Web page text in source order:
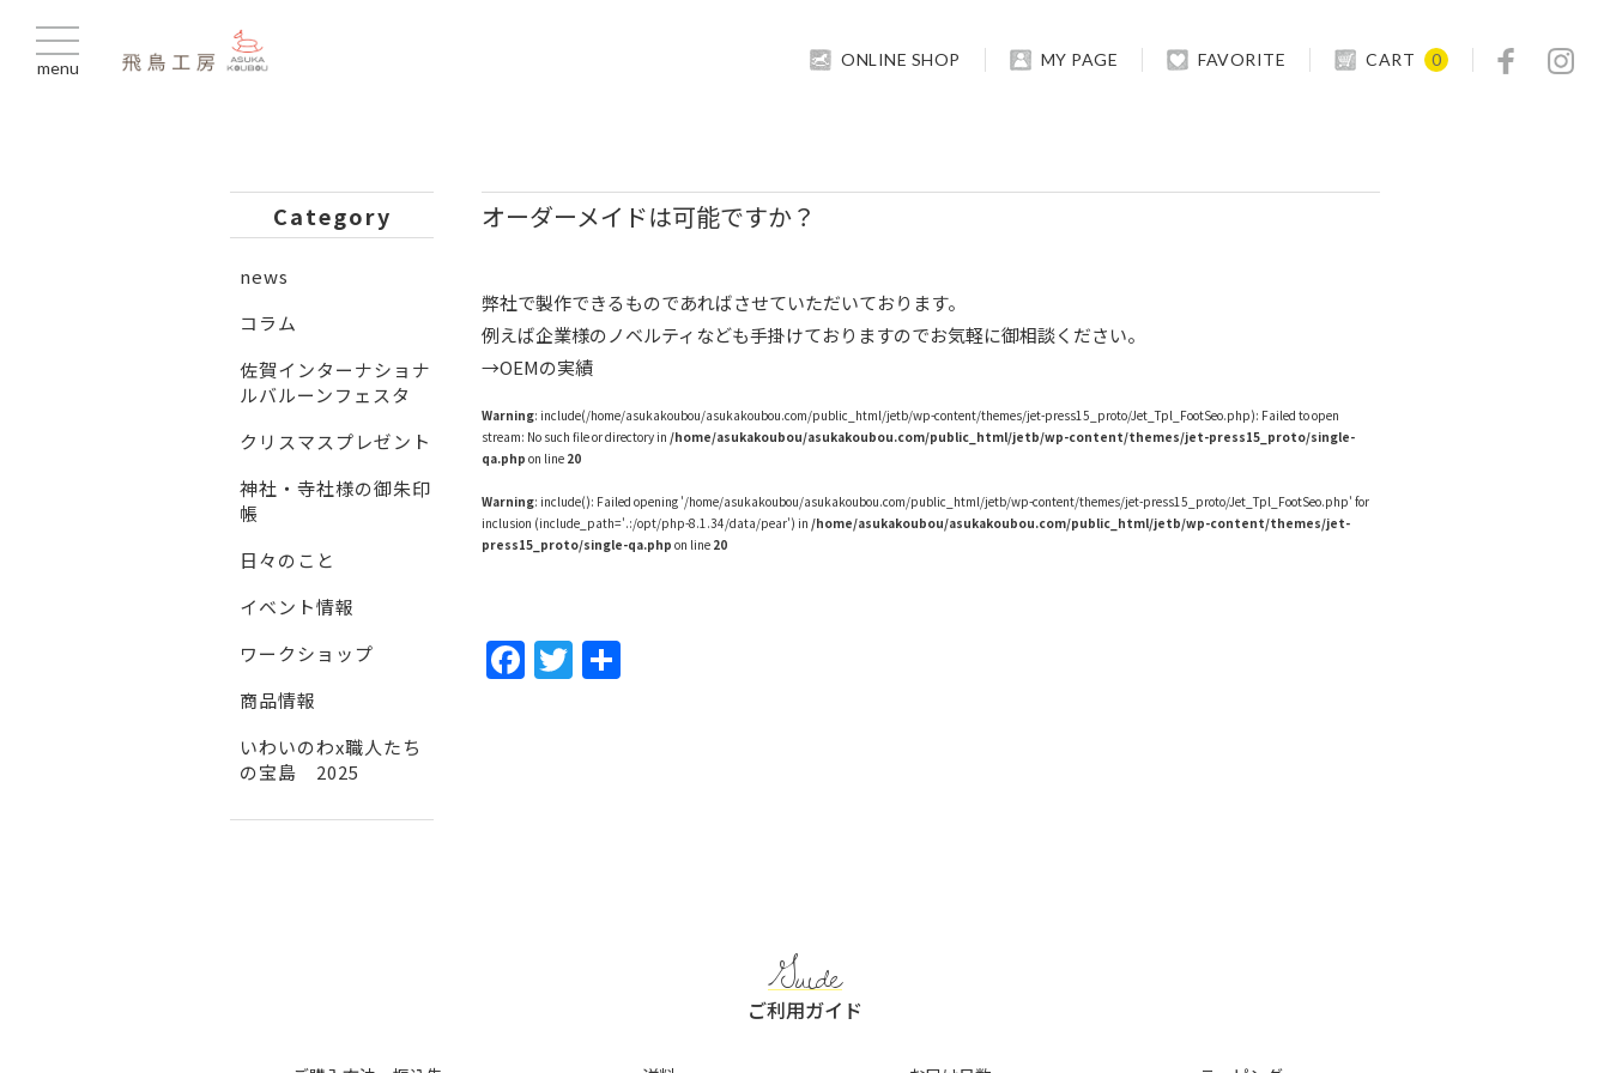
menu ONLINE SHOP MY PAGE FAVORITE CART 0
オーダーメイドは可能ですか？
弊社で製作できるものであればさせていただいております。
例えば企業様のノベルティなども手掛けておりますのでお気軽に御相談ください。
→OEMの実績
Warning: include(/home/asukakoubou/asukakoubou.com/public_html/jetb/wp-content/themes/jet-press15_proto/Jet_Tpl_FootSeo.php): Failed to open
stream: No such file or directory in /home/asukakoubou/asukakoubou.com/public_html/jetb/wp-content/themes/jet-press15_proto/single-
qa.php on line 20
Warning: include(): Failed opening '/home/asukakoubou/asukakoubou.com/public_html/jetb/wp-content/themes/jet-press15_proto/Jet_Tpl_FootSeo.php' for
inclusion (include_path='.:/opt/php-8.1.34/data/pear') in /home/asukakoubou/asukakoubou.com/public_html/jetb/wp-content/themes/jet-
press15_proto/single-qa.php on line 20
F T
Category
news
コラム
佐賀インターナショナ
ルバルーンフェスタ
クリスマスプレゼント
神社・寺社様の御朱印
帳
日々のこと
イベント情報
ワークショップ
商品情報
いわいのわx職人たち
の宝島 2025
Guide
ご利用ガイド